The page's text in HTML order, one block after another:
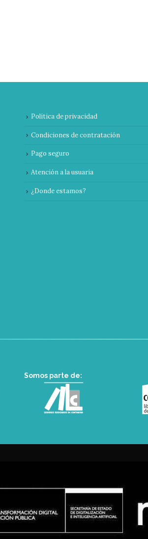
Política de privacidad
Condiciones de contratación
Pago seguro
Atención a la usuaria
¿Donde estamos?
Somos parte de: